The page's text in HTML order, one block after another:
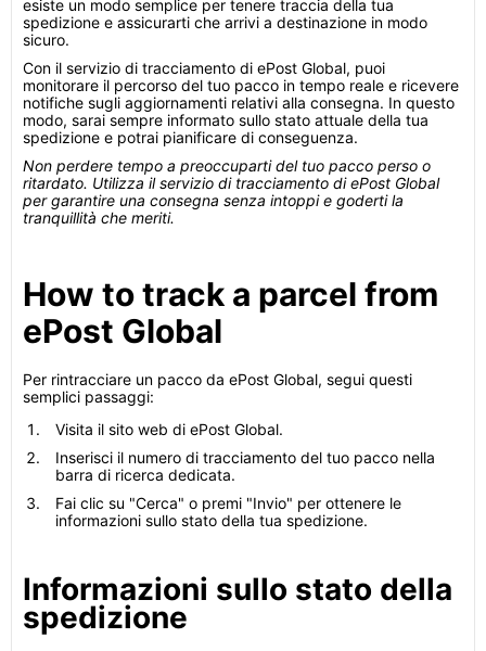
esiste un modo semplice per tenere traccia della tua
spedizione e assicurarti che arrivi a destinazione in modo
sicuro.
Con il servizio di tracciamento di ePost Global, puoi
monitorare il percorso del tuo pacco in tempo reale e ricevere
notifiche sugli aggiornamenti relativi alla consegna. In questo
modo, sarai sempre informato sullo stato attuale della tua
spedizione e potrai pianificare di conseguenza.
Non perdere tempo a preoccuparti del tuo pacco perso o
ritardato. Utilizza il servizio di tracciamento di ePost Global
per garantire una consegna senza intoppi e goderti la
tranquillità che meriti.
How to track a parcel from
ePost Global
Per rintracciare un pacco da ePost Global, segui questi
semplici passaggi:
Visita il sito web di ePost Global.
Inserisci il numero di tracciamento del tuo pacco nella
barra di ricerca dedicata.
Fai clic su "Cerca" o premi "Invio" per ottenere le
informazioni sullo stato della tua spedizione.
Informazioni sullo stato della
spedizione